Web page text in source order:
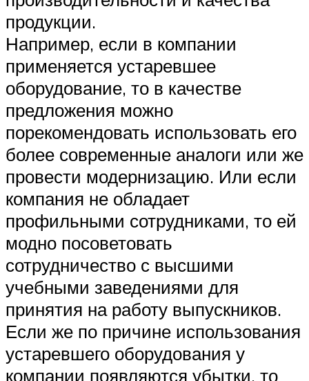
продукции.
Например, если в компании
применяется устаревшее
оборудование, то в качестве
предложения можно
порекомендовать использовать его
более современные аналоги или же
провести модернизацию. Или если
компания не обладает
профильными сотрудниками, то ей
модно посоветовать
сотрудничество с высшими
учебными заведениями для
принятия на работу выпускников.
Если же по причине использования
устаревшего оборудования у
компании появляются убытки, то